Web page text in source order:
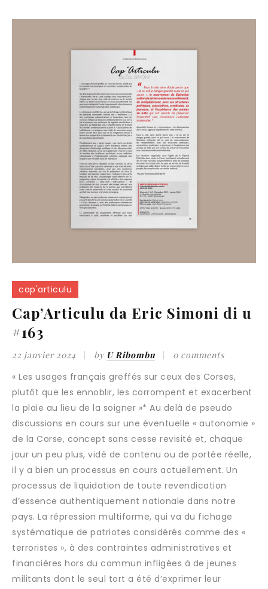
cap'articulu
Cap’Articulu da Eric Simoni di u
#163
22 janvier 2024 by U Ribombu 0 comments
« Les usages français greffés sur ceux des Corses,
plutôt que les ennoblir, les corrompent et exacerbent
la plaie au lieu de la soigner »* Au delà de pseudo
discussions en cours sur une éventuelle « autonomie »
de la Corse, concept sans cesse revisité et, chaque
jour un peu plus, vidé de contenu ou de portée réelle,
il y a bien un processus en cours actuellement. Un
processus de liquidation de toute revendication
d’essence authentiquement nationale dans notre
pays. La répression multiforme, qui va du fichage
systématique de patriotes considérés comme des «
terroristes », à des contraintes administratives et
financières hors du commun infligées à de jeunes
militants dont le seul tort a été d’exprimer leur